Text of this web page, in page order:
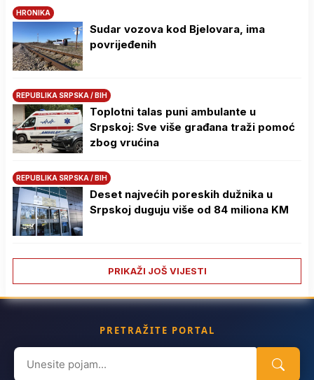
HRONIKA
Sudar vozova kod Bjelovara, ima
povrijeđenih
REPUBLIKA SRPSKA / BIH
Toplotni talas puni ambulante u
Srpskoj: Sve više građana traži pomoć
zbog vrućina
REPUBLIKA SRPSKA / BIH
Deset najvećih poreskih dužnika u
Srpskoj duguju više od 84 miliona KM
PRIKAŽI JOŠ VIJESTI
PRETRAŽITE PORTAL
Search
for: